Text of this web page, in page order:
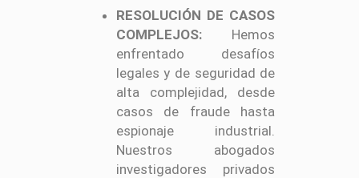
RESOLUCIÓN DE CASOS
COMPLEJOS:Hemos
enfrentado desafíos
legales y de seguridad de
alta complejidad, desde
casos de fraude hasta
espionaje industrial.
Nuestros abogados
investigadores privados